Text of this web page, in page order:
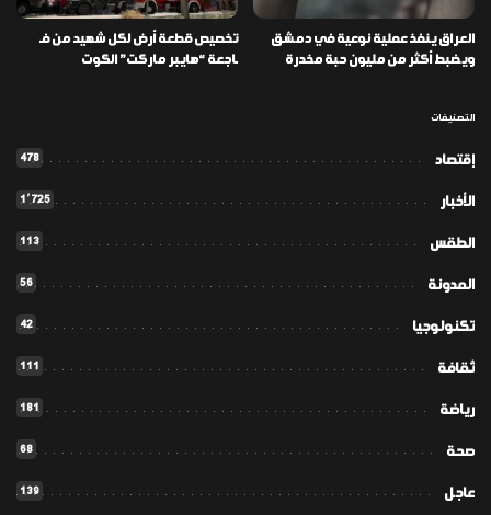
العراق ينفذ عملية نوعية في دمشق
ويضبط أكثر من مليون حبة مخدرة
تخصيص قطعة أرض لكل شهيد من فـ
ـاجعة “هايبر ماركت” الكوت
التصنيفات
إقتصاد 478
الأخبار 1٬725
الطقس 113
المدونة 56
تكنولوجيا 42
ثقافة 111
رياضة 181
صحة 68
عاجل 139